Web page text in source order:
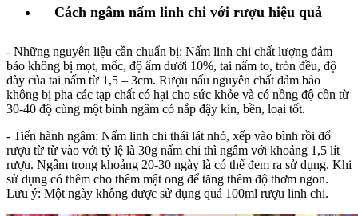
Cách ngâm nấm linh chi với rượu hiệu quả
- Những nguyên liệu cần chuẩn bị: Nấm linh chi chất lượng đảm
bảo không bị mọt, mốc, độ ẩm dưới 10%, tai nấm to, tròn đều, độ
dày của tai nấm từ 1,5 – 3cm. Rượu nấu nguyên chất đảm bảo
không bị pha các tạp chất có hại cho sức khỏe và có nồng độ cồn từ
30-40 độ cùng một bình ngâm có nắp đậy kín, bền, loại tốt.
- Tiến hành ngâm: Nấm linh chi thái lát nhỏ, xếp vào bình rồi đổ
rượu từ từ vào với tỷ lệ là 30g nấm chi thì ngâm với khoảng 1,5 lít
rượu. Ngâm trong khoảng 20-30 ngày là có thể đem ra sử dụng. Khi
sử dụng có thêm cho thêm mật ong để tăng thêm độ thơm ngon.
Lưu ý: Một ngày không được sử dụng quá 100ml rượu linh chi.